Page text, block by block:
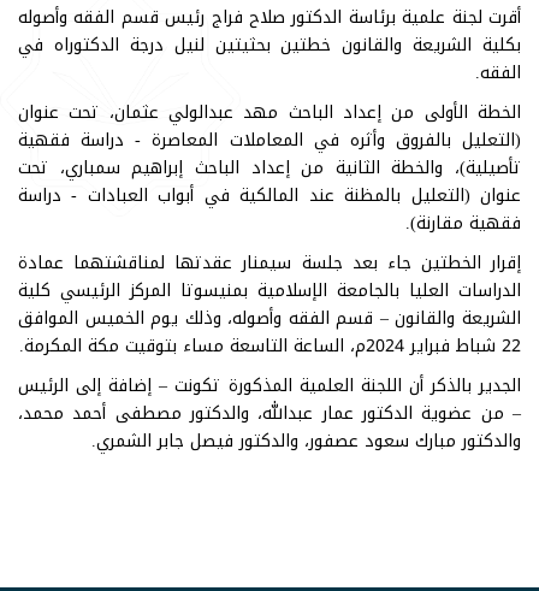
أقرت لجنة علمية برئاسة الدكتور صلاح فراج رئيس قسم الفقه وأصوله
بكلية الشريعة والقانون خطتين بحثيتين لنيل درجة الدكتوراه في
الفقه.
الخطة الأولى من إعداد الباحث مهد عبدالولي عثمان، تحت عنوان
(التعليل بالفروق وأثره في المعاملات المعاصرة - دراسة فقهية
تأصيلية)، والخطة الثانية من إعداد الباحث إبراهيم سمباري، تحت
عنوان (التعليل بالمظنة عند المالكية في أبواب العبادات - دراسة
فقهية مقارنة).
إقرار الخطتين جاء بعد جلسة سيمنار عقدتها لمناقشتهما عمادة
الدراسات العليا بالجامعة الإسلامية بمنيسوتا المركز الرئيسي كلية
الشريعة والقانون – قسم الفقه وأصوله، وذلك يوم الخميس الموافق
22 شباط فبراير 2024م، الساعة التاسعة مساء بتوقيت مكة المكرمة.
الجدير بالذكر أن اللجنة العلمية المذكورة تكونت – إضافة إلى الرئيس
– من عضوية الدكتور عمار عبدالله، والدكتور مصطفى أحمد محمد،
والدكتور مبارك سعود عصفور، والدكتور فيصل جابر الشمري.